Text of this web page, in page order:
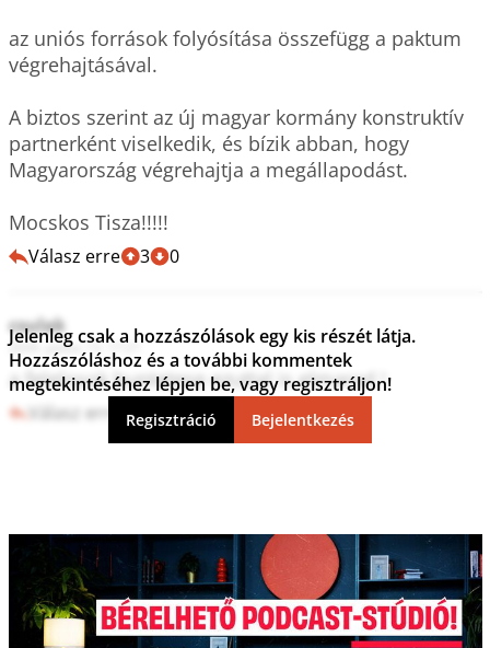
az uniós források folyósítása összefügg a paktum
végrehajtásával.
A biztos szerint az új magyar kormány konstruktív
partnerként viselkedik, és bízik abban, hogy
Magyarország végrehajtja a megállapodást.
Mocskos Tisza!!!!!
Válasz erre 3 0
csulak
2026. június 13. 17:21
a felelosok buntetese ezuttal is elmarad !
Válasz erre 3 0
Jelenleg csak a hozzászólások egy kis részét látja.
Hozzászóláshoz és a további kommentek
megtekintéséhez lépjen be, vagy regisztráljon!
Regisztráció Bejelentkezés